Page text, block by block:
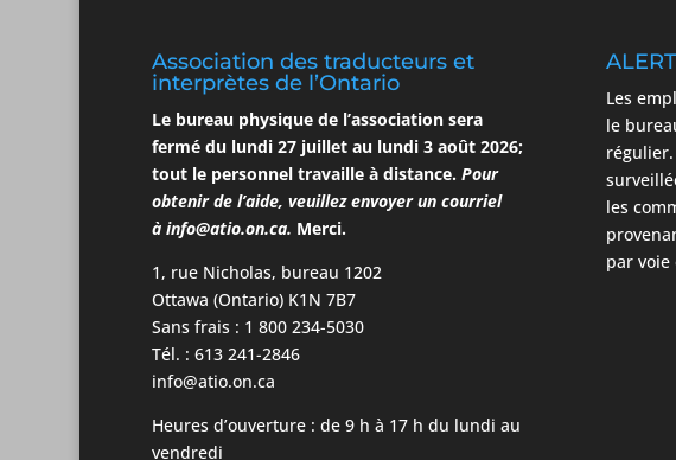
Association des traducteurs et
interprètes de l’Ontario
Le bureau physique de l’association sera
fermé du lundi 27 juillet au lundi 3 août 2026;
tout le personnel travaille à distance. Pour
obtenir de l’aide, veuillez envoyer un courriel
à info@atio.on.ca. Merci.
1, rue Nicholas, bureau 1202
Ottawa (Ontario) K1N 7B7
Sans frais : 1 800 234-5030
Tél. : 613 241-2846
info@atio.on.ca
Heures d’ouverture : de 9 h à 17 h du lundi au
vendredi
Les
le
les
par voie